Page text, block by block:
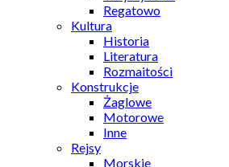
Regatowo
Kultura
Historia
Literatura
Rozmaitości
Konstrukcje
Żaglowe
Motorowe
Inne
Rejsy
Morskie